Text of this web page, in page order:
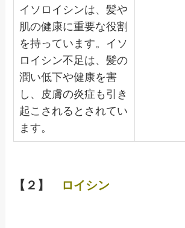
イソロイシンは、髪や
肌の健康に重要な役割
を持っています。イソ
ロイシン不足は、髪の
潤い低下や健康を害
し、皮膚の炎症も引き
起こされるとされてい
ます。
【２】 ロイシン